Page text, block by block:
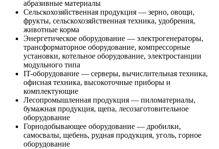
абразивные материалы
Сельскохозяйственная продукция — зерно, овощи,
фрукты, сельскохозяйственная техника, удобрения,
животные корма
Энергетическое оборудование — электрогенераторы,
трансформаторное оборудование, компрессорные
установки, котельное оборудование, электростанции
модульного типа
IT-оборудование — серверы, вычислительная техника,
офисная техника, высокоточные приборы и
комплектующие
Лесопромышленная продукция — пиломатериалы,
бумажная продукция, щепа, лесозаготовительное
оборудование
Горнодобывающее оборудование — дробилки,
самосвалы, щебень, рудная продукция, уголь, горное
оборудование